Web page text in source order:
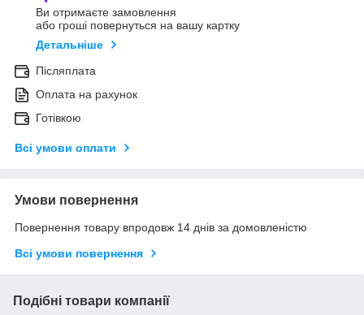
Ви отримаєте замовлення
або гроші повернуться на вашу картку
Детальніше
Післяплата
Оплата на рахунок
Готівкою
Всі умови оплати
Умови повернення
Повернення товару впродовж 14 днів за домовленістю
Всі умови повернення
Подібні товари компанії